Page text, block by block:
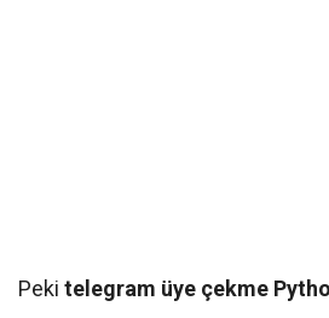
Peki telegram üye çekme